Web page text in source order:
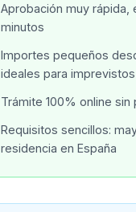
Aprobación muy rápida,
minutos
Importes pequeños
ideales para imprevistos
Trámite 100% online
Requisitos sencillos:
residencia en España